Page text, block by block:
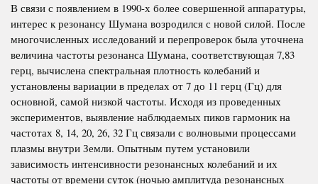
В связи с появлением в 1990-х более совершенной аппаратуры,
интерес к резонансу Шумана возродился с новой силой. После
многочисленных исследований и перепроверок была уточнена
величина частоты резонанса Шумана, соответствующая 7,83
герц, вычислена спектральная плотность колебаний и
установлены вариации в пределах от 7 до 11 герц (Гц) для
основной, самой низкой частоты. Исходя из проведенных
экспериментов, выявление наблюдаемых пиков гармоник на
частотах 8, 14, 20, 26, 32 Гц связали с волновыми процессами
плазмы внутри Земли. Опытным путем установили
зависимость интенсивности резонансных колебаний и их
частоты от времени суток (ночью амплитуда резонансных